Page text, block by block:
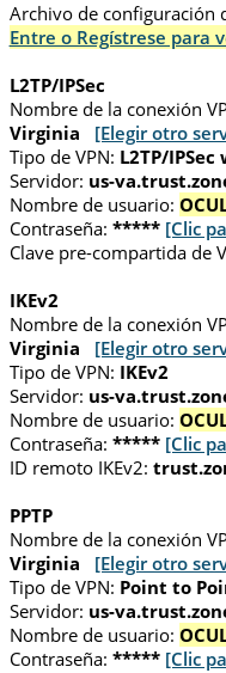
Archivo de configuración
Entre o Regístrese para
L2TP/IPSec
Nombre de la conexión
Virginia
[Elegir otro
Tipo de VPN: L2TP/
Servidor: us-
Nombre de usuario:
Contraseña: ***** [Clic
Clave pre-compartida de
IKEv2
Nombre de la conexión
Virginia
[Elegir otro
Tipo de VPN: IKEv2
Servidor: us-
Nombre de usuario:
Contraseña: ***** [Clic
ID remoto IKEv2:
PPTP
Nombre de la conexión
Virginia
[Elegir otro
Tipo de VPN: Point to
Servidor: us-
Nombre de usuario:
Contraseña: ***** [Clic